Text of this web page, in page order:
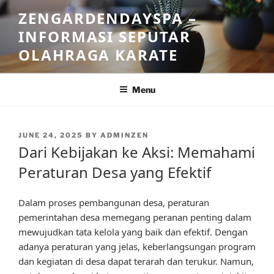
Skip
to
content
ZENGARDENDAYSPA –
INFORMASI SEPUTAR
OLAHRAGA KARATE
Menu
POSTED
JUNE 24, 2025 BY ADMINZEN
Dari Kebijakan ke Aksi: Memahami
Peraturan Desa yang Efektif
Dalam proses pembangunan desa, peraturan
pemerintahan desa memegang peranan penting dalam
mewujudkan tata kelola yang baik dan efektif. Dengan
adanya peraturan yang jelas, keberlangsungan program
dan kegiatan di desa dapat terarah dan terukur. Namun,